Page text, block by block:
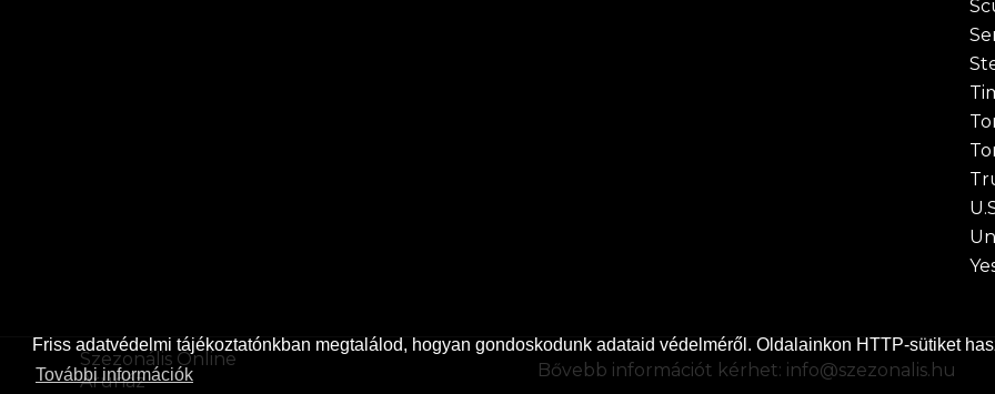
Friss adatvédelmi tájékoztatónkban megtalálod, hogyan gondoskodunk adataid védelméről. Oldalainkon HTTP-sütiket
További információk
Szezonális Online
Áruház
Bővebb információt kérhet: info@szezonalis.hu